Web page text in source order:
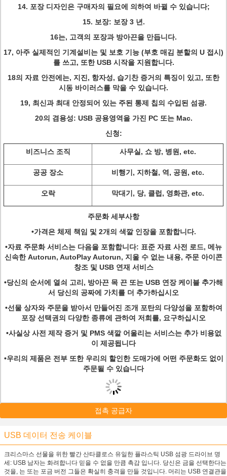
14. 포장 디자인은 구매자의 필요에 의하여 바뀔 수 있습니다;
15. 보장: 보장 3 년.
16는, 고객의 포장과 방아끈을 만듭니다.
17, 아주 실제적인 기계설비는 및 보호 기능 (부호 매김 분할의 U 접시)
를 쓰고, 또한 USB 시작을 지원합니다.
18의 자료 안전에는, 지진, 항자성, 습기찬 증거의 특징이 있고, 또한
시동 바이러스를 막을 수 있습니다.
19, 최신과 최대 안정되어 있는 주된 통제 칩의 수입된 섬광.
20의 겸용성: USB 공용영역을 가진 PC 또는 Mac.
신청:
비즈니스 조직 사무실, 쇼 방, 병원, etc.
공공 장소 비행기, 지하철, 역, 공원, etc.
오락 막대기, 당, 클럽, 영화관, etc.
주문화 세부사항
•가격은 체제 책임 및 2개의 색깔 인장을 포함합니다.
•자료 주문화 서비스는 다음을 포함합니다: 표준 자료 사전 로드, 메뉴
신속한 Autorun, AutoPlay Autorun, 지울 수 없는 내용, 주문 아이콘
창조 및 USB 연재 서비스
•당신의 순서에 열쇠 고리, 방아끈 목 끈 또는 USB 연장 케이블 추가해
서 당신의 공짜에 가치를 더 추가하십시오
•선물 상자와 주문을 받아서 만들어진 조개 포탄의 다양성을 포함하여
포장 선택권의 다양한 종류에 관하여 저희를, 요구하십시오
•사실상 사전 제작 증거 및 PMS 색깔 어울리는 서비스는 추가 비용없
이 제공됩니다
•우리의 제품은 전부 또한 우리의 할인한 도매가에 어떤 주문화도 없이
주문될 수 있습니다
접촉 공급자
USB 데이터 전송 케이블
크리스마스 선물을 위한 빨간 산타클로스 유일한 플라스틱 USB 섬광 드라이브 명
세: USB 남자는 화려합니다 믿을 수 없을 만큼 촉감 입니다. 당신은 금을 선택한다는
것을, 는 또는 포금 버전 그들은 확실히 충격을 만들 것입니다. 머리는 USB 연결관을